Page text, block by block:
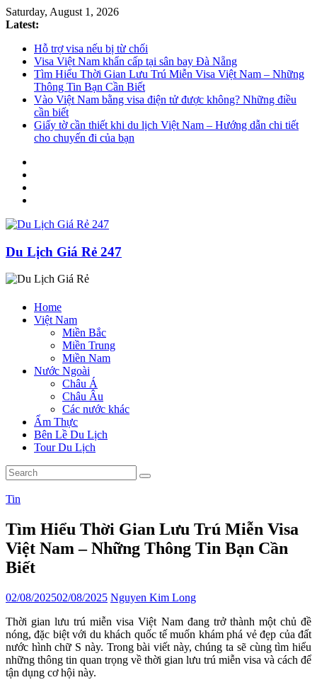
Saturday, August 1, 2026
Latest:
Hỗ trợ visa nếu bị từ chối
Visa Việt Nam khẩn cấp tại sân bay Đà Nẵng
Tìm Hiểu Thời Gian Lưu Trú Miễn Visa Việt Nam – Những
Thông Tin Bạn Cần Biết
Vào Việt Nam bằng visa điện tử được không? Những điều
cần biết
Giấy tờ cần thiết khi du lịch Việt Nam – Hướng dẫn chi tiết
cho chuyến đi của bạn
Du Lịch Giá Rẻ 247
Home
Việt Nam
Miền Bắc
Miền Trung
Miền Nam
Nước Ngoài
Châu Á
Châu Âu
Các nước khác
Ẩm Thực
Bên Lề Du Lịch
Tour Du Lịch
Tin
Tìm Hiểu Thời Gian Lưu Trú Miễn Visa
Việt Nam – Những Thông Tin Bạn Cần
Biết
02/08/202502/08/2025 Nguyen Kim Long
Thời gian lưu trú miễn visa Việt Nam đang trở thành một chủ đề
nóng, đặc biệt với du khách quốc tế muốn khám phá vẻ đẹp của đất
nước hình chữ S này. Trong bài viết này, chúng ta sẽ cùng tìm hiểu
những thông tin quan trọng về thời gian lưu trú miễn visa và cách để
tận dụng cơ hội này.